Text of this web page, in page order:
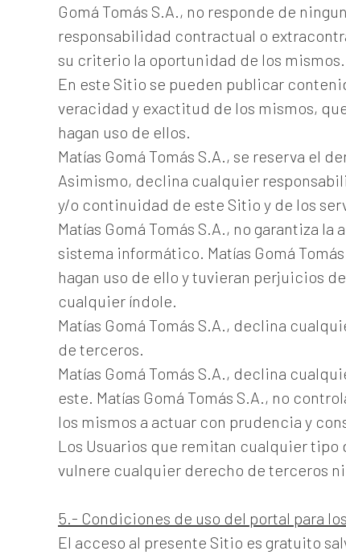
Gomá Tomás S.A., no responde de
responsabilidad contractual o
su criterio la oportunidad de los mismos.
En este Sitio se pueden publicar
veracidad y exactitud de los mismos,
hagan uso de ellos.
Matías Gomá Tomás S.A., se reserva
Asimismo, declina cualquier
y/o continuidad de este Sitio y de los
Matías Gomá Tomás S.A., no garantiza
sistema informático. Matías Gomá
hagan uso de ello y tuvieran perjuicios
cualquier índole.
Matías Gomá Tomás S.A., declina
de terceros.
Matías Gomá Tomás S.A., declina
este. Matías Gomá Tomás S.A., no
los mismos a actuar con prudencia y
Los Usuarios que remitan cualquier tipo
vulnere cualquier derecho de terceros
5.- Condiciones de uso del portal para
El acceso al presente Sitio es gratuito